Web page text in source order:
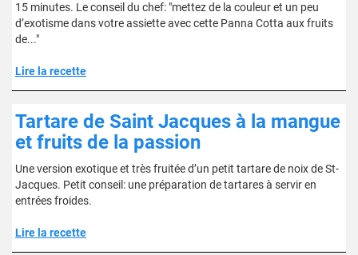
15 minutes. Le conseil du chef: "mettez de la couleur et un peu
d’exotisme dans votre assiette avec cette Panna Cotta aux fruits
de..."
Lire la recette
Tartare de Saint Jacques à la mangue
et fruits de la passion
Une version exotique et très fruitée d’un petit tartare de noix de St-
Jacques. Petit conseil: une préparation de tartares à servir en
entrées froides.
Lire la recette